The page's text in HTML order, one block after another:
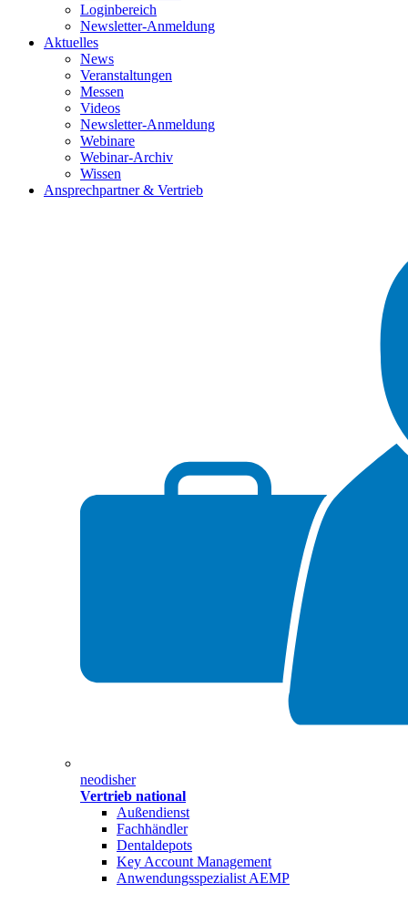
Loginbereich
Newsletter-Anmeldung
Aktuelles
News
Veranstaltungen
Messen
Videos
Newsletter-Anmeldung
Webinare
Webinar-Archiv
Wissen
Ansprechpartner & Vertrieb
neodisher
Vertrieb national
Außendienst
Fachhändler
Dentaldepots
Key Account Management
Anwendungsspezialist AEMP